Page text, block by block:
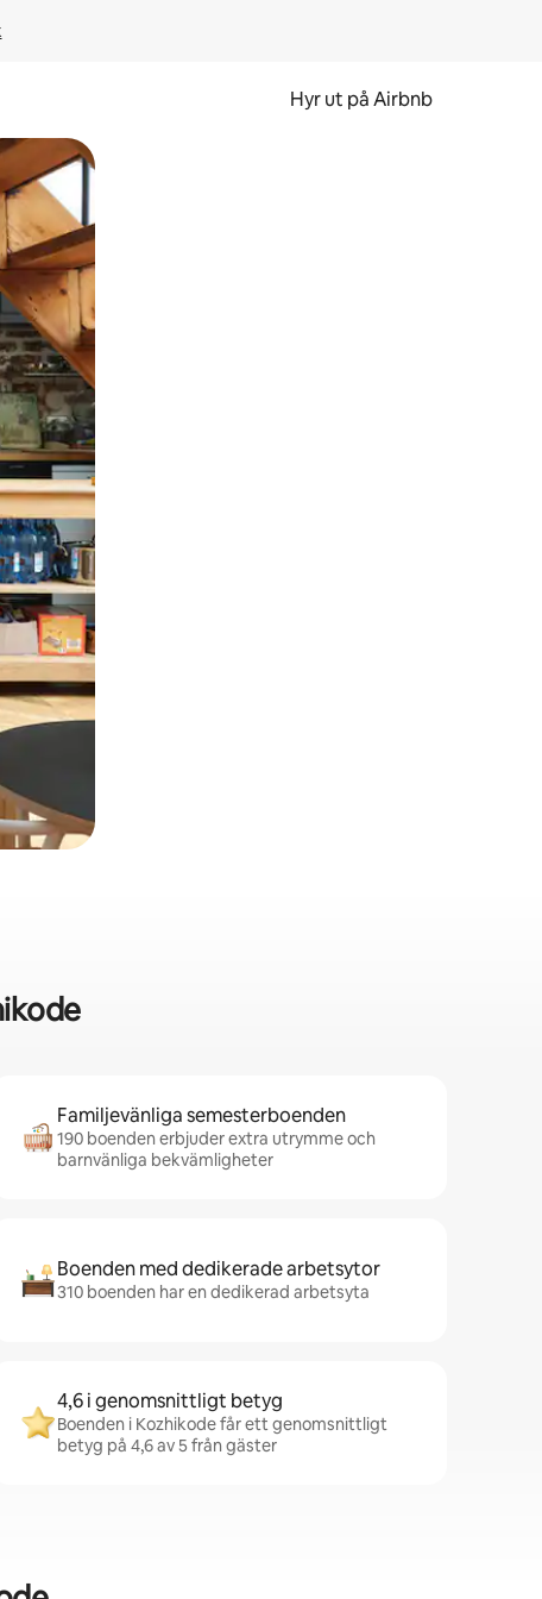
Hyr ut på Airbnb
Familjevänliga semesterboenden
190 boenden erbjuder extra utrymme och
barnvänliga bekvämligheter
Boenden med dedikerade arbetsytor
310 boenden har en dedikerad arbetsyta
4,6 i genomsnittligt betyg
Boenden i Kozhikode får ett genomsnittligt
betyg på 4,6 av 5 från gäster